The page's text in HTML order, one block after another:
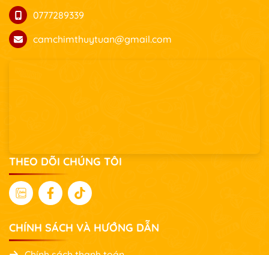
0777289339
camchimthuytuan@gmail.com
THEO DÕI CHÚNG TÔI
CHÍNH SÁCH VÀ HƯỚNG DẪN